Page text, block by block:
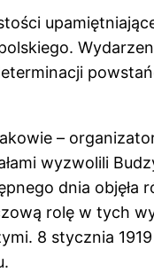
–
wyzwolili
dnia objęła
rolę w tych
8 stycznia